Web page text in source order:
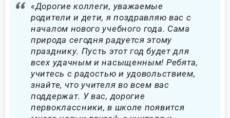
«Дорогие коллеги, уважаемые
родители и дети, я поздравляю вас с
началом нового учебного года. Сама
природа сегодня радуется этому
празднику. Пусть этот год будет для
всех удачным и насыщенным! Ребята,
учитесь с радостью и удовольствием,
знайте, что учителя во всем вас
поддержат. У вас, дорогие
первоклассники, в школе появится